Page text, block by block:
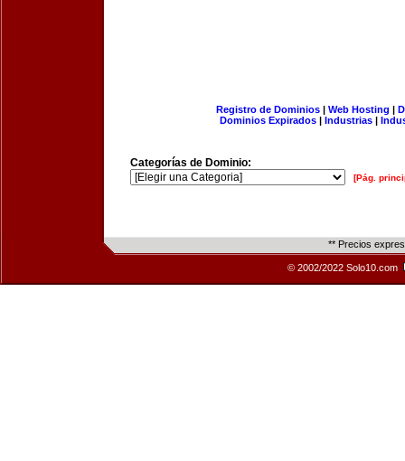
Registro de Dominios| Web Hosting |
Dominios Expirados | Industrias |
Categorías de Dominio:
[Pág.
** Precios
© 2002/2022 Solo10.com